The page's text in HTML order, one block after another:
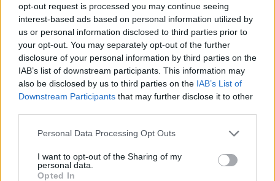
opt-out request is processed you may continue seeing
interest-based ads based on personal information utilized by
us or personal information disclosed to third parties prior to
your opt-out. You may separately opt-out of the further
disclosure of your personal information by third parties on the
IAB’s list of downstream participants. This information may
also be disclosed by us to third parties on the IAB’s List of
Downstream Participants that may further disclose it to other
Personal Data Processing Opt Outs
I want to opt-out of the Sharing of my
personal data.
Opted In
pour tenter d’échapper à la politique
antisémite du régime de Vichy. A travers la
présentation de trajectoires croisées,
l’exposition souligne la force de résistance
de ces artistes dont l’art peut se lire
comme un rempart contre la barbarie des
hommes et la folie des temps, ou au
contraire comme l’expression la plus crue
de la tragédie en marche.